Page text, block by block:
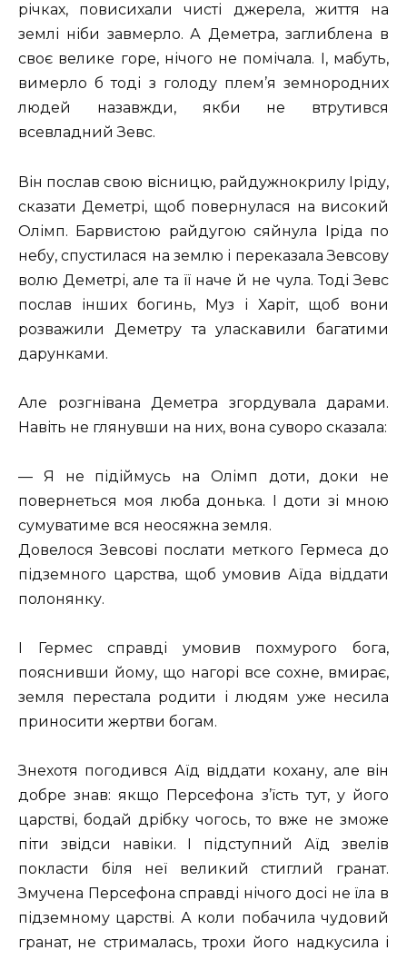
річках, повисихали чисті джерела, життя на
землі ніби завмерло. А Деметра, заглиблена в
своє велике горе, нічого не помічала. І, мабуть,
вимерло б тоді з голоду плем’я земнородних
людей назавжди, якби не втрутився
всевладний Зевс.
Він послав свою вісницю, райдужнокрилу Іріду,
сказати Деметрі, щоб повернулася на високий
Олімп. Барвистою райдугою сяйнула Іріда по
небу, спустилася на землю і переказала Зевсову
волю Деметрі, але та її наче й не чула. Тоді Зевс
послав інших богинь, Муз і Харіт, щоб вони
розважили Деметру та уласкавили багатими
дарунками.
Але розгнівана Деметра згордувала дарами.
Навіть не глянувши на них, вона суворо сказала:
— Я не підіймусь на Олімп доти, доки не
повернеться моя люба донька. І доти зі мною
сумуватиме вся неосяжна земля.
Довелося Зевсові послати меткого Гермеса до
підземного царства, щоб умовив Аїда віддати
полонянку.
І Гермес справді умовив похмурого бога,
пояснивши йому, що нагорі все сохне, вмирає,
земля перестала родити і людям уже несила
приносити жертви богам.
Знехотя погодився Аїд віддати кохану, але він
добре знав: якщо Персефона з’їсть тут, у його
царстві, бодай дрібку чогось, то вже не зможе
піти звідси навіки. І підступний Аїд звелів
покласти біля неї великий стиглий гранат.
Змучена Персефона справді нічого досі не їла в
підземному царстві. А коли побачила чудовий
гранат, не стрималась, трохи його надкусила і